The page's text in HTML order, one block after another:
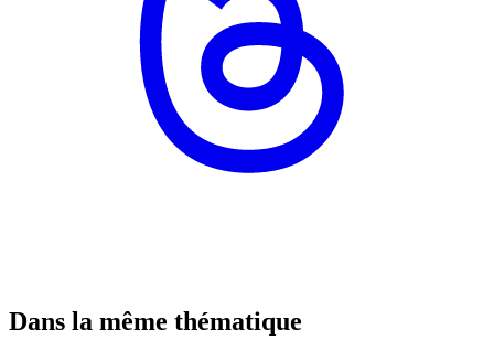
Dans la même thématique